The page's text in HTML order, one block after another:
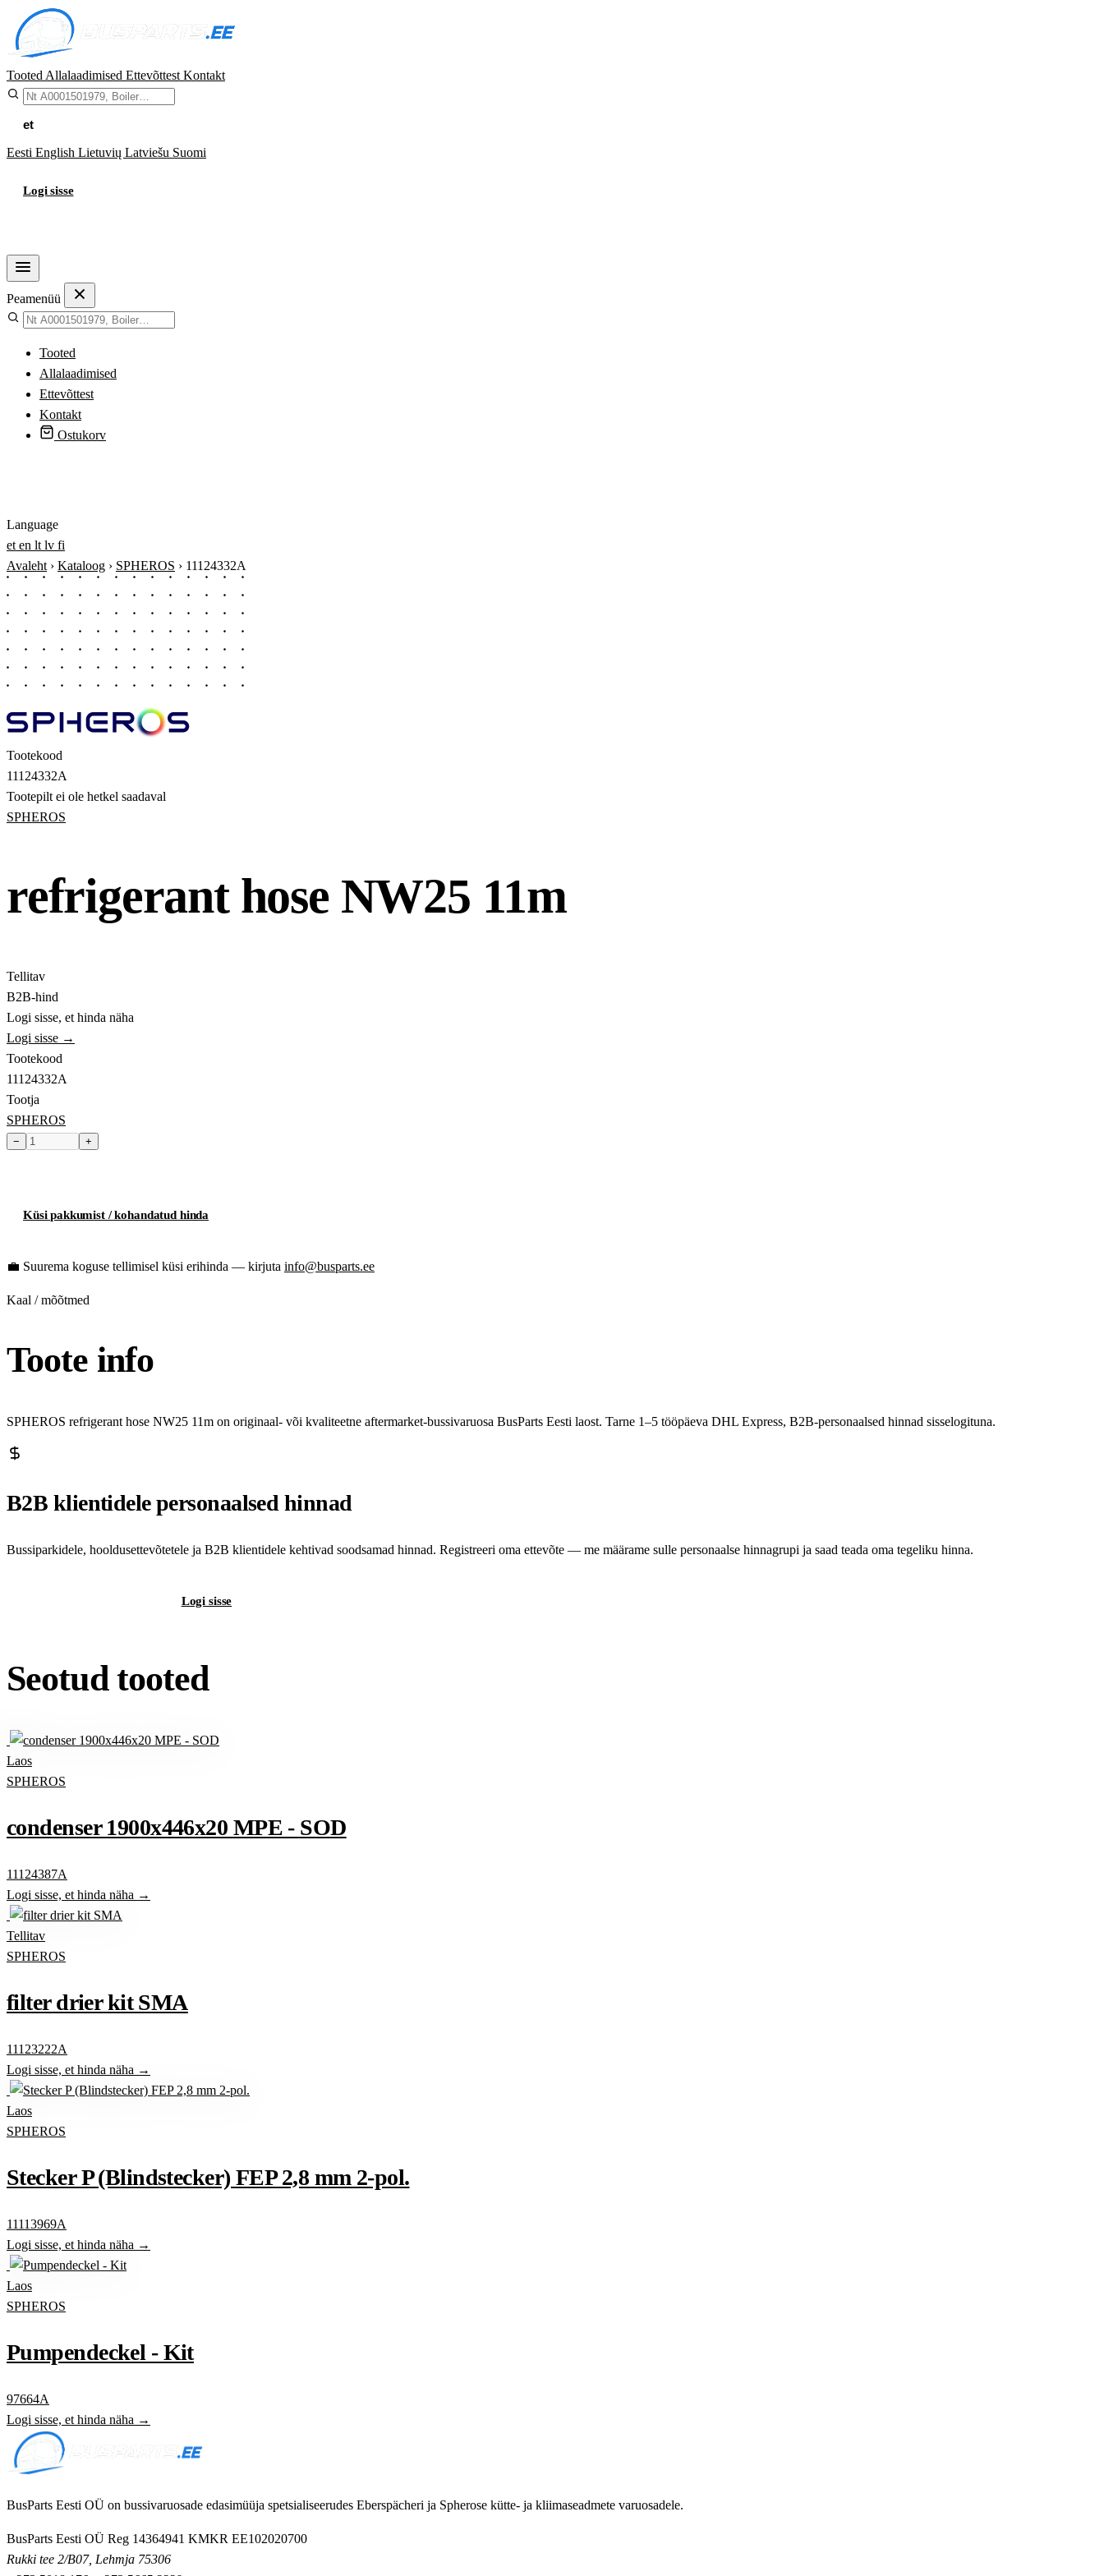
Tooted Allalaadimised Ettevõttest Kontakt
et
Eesti English Lietuvių Latviešu Suomi
Logi sisse
Peamenüü
Tooted
Allalaadimised
Ettevõttest
Kontakt
Ostukorv
Language
et en lt lv fi
Avaleht › Kataloog › SPHEROS › 11124332A
Tootekood
11124332A
Tootepilt ei ole hetkel saadaval
SPHEROS
refrigerant hose NW25 11m
Tellitav
B2B-hind
Logi sisse, et hinda näha
Logi sisse →
Tootekood
11124332A
Tootja
SPHEROS
− +
Küsi pakkumist / kohandatud hinda
💼 Suurema koguse tellimisel küsi erihinda — kirjuta info@busparts.ee
Kaal / mõõtmed
Toote info
SPHEROS refrigerant hose NW25 11m on originaal- või kvaliteetne aftermarket-bussivaruosa BusParts Eesti laost. Tarne 1–5 tööpäeva DHL Express, B2B-personaalsed hinnad sisselogituna.
B2B klientidele personaalsed hinnad
Bussiparkidele, hooldusettevõtetele ja B2B klientidele kehtivad soodsamad hinnad. Registreeri oma ettevõte — me määrame sulle personaalse hinnagrupi ja saad teada oma tegeliku hinna.
Logi sisse
Seotud tooted
Laos
SPHEROS
condenser 1900x446x20 MPE - SOD
11124387A
Logi sisse, et hinda näha →
Tellitav
SPHEROS
filter drier kit SMA
11123222A
Logi sisse, et hinda näha →
Laos
SPHEROS
Stecker P (Blindstecker) FEP 2,8 mm 2-pol.
11113969A
Logi sisse, et hinda näha →
Laos
SPHEROS
Pumpendeckel - Kit
97664A
Logi sisse, et hinda näha →
BusParts Eesti OÜ on bussivaruosade edasimüüja spetsialiseerudes Eberspächeri ja Spherose kütte- ja kliimaseadmete varuosadele.
BusParts Eesti OÜ Reg 14364941 KMKR EE102020700
Rukki tee 2/B07, Lehmja 75306